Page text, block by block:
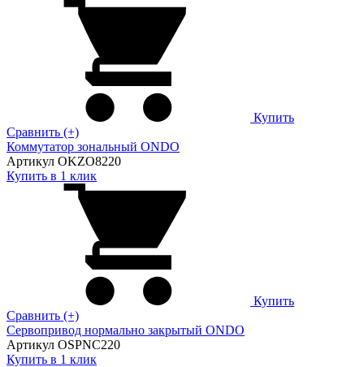
Купить
Сравнить (+)
Коммутатор зональный ONDO
Артикул OKZO8220
Купить в 1 клик
Купить
Сравнить (+)
Сервопривод нормально закрытый ONDO
Артикул OSPNC220
Купить в 1 клик